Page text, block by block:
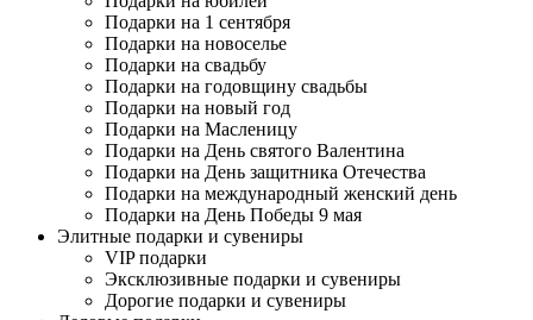
Подарки на 1 сентября
Подарки на новоселье
Подарки на свадьбу
Подарки на годовщину свадьбы
Подарки на новый год
Подарки на Масленицу
Подарки на День святого Валентина
Подарки на День защитника Отечества
Подарки на международный женский день
Подарки на День Победы 9 мая
Элитные подарки и сувениры
VIP подарки
Эксклюзивные подарки и сувениры
Дорогие подарки и сувениры